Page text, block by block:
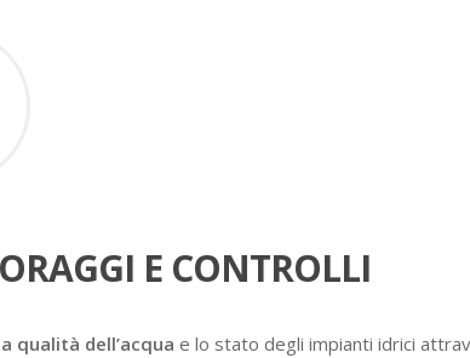
E CONTROLLI
qualità dell’acqua e lo stato degli impianti idrici